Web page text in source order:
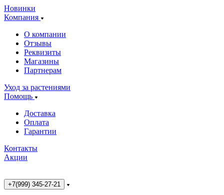
Новинки
Компания
О компании
Отзывы
Реквизиты
Магазины
Партнерам
Уход за растениями
Помощь
Доставка
Оплата
Гарантии
Контакты
Акции
+7(999) 345-27-21